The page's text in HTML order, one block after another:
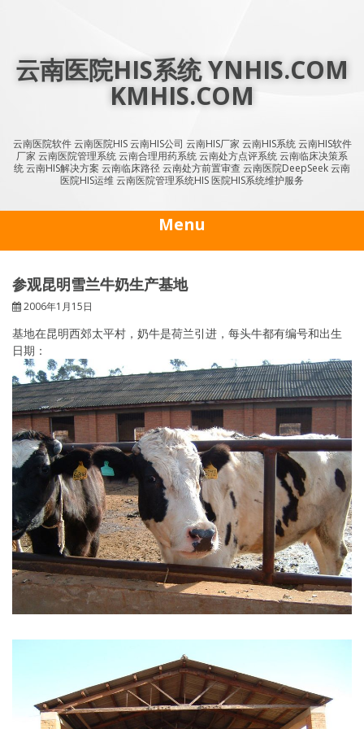
云南医院HIS系统 YNHIS.COM
KMHIS.COM
云南医院软件 云南医院HIS 云南HIS公司 云南HIS厂家 云南HIS系统 云南HIS软件
厂家 云南医院管理系统 云南合理用药系统 云南处方点评系统 云南临床决策系
统 云南HIS解决方案 云南临床路径 云南处方前置审查 云南医院DeepSeek 云南
医院HIS运维 云南医院管理系统HIS 医院HIS系统维护服务
Menu
参观昆明雪兰牛奶生产基地
2006年1月15日
基地在昆明西郊太平村，奶牛是荷兰引进，每头牛都有编号和出生
日期：